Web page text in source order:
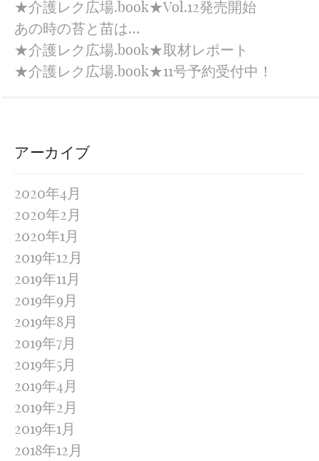
★介護レク広場.book★Vol.12発売開始
あの時の苔と苗は…
★介護レク広場.book★取材レポート
★介護レク広場.book★11号予約受付中！
アーカイブ
2020年4月
2020年2月
2020年1月
2019年12月
2019年11月
2019年9月
2019年8月
2019年7月
2019年5月
2019年4月
2019年2月
2019年1月
2018年12月